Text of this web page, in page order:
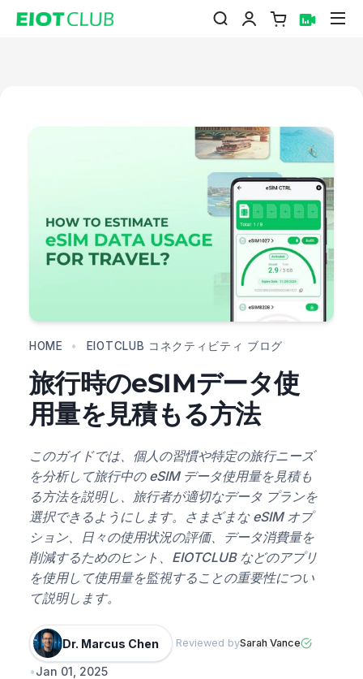
検索 ログイン
カート
HOME • EIOTCLUB コネクティビティ ブログ
旅行時のeSIMデータ使
用量を見積もる方法
このガイドでは、個人の習慣や特定の旅行ニーズ
を分析して旅行中の eSIM データ使用量を見積も
る方法を説明し、旅行者が適切なデータ プランを
選択できるようにします。さまざまな eSIM オプ
ション、日々の使用状況の評価、データ消費量を
削減するためのヒント、EIOTCLUB などのアプリ
を使用して使用量を監視することの重要性につい
て説明します。
Dr. Marcus Chen Reviewed bySarah Vance
•Jan 01, 2025